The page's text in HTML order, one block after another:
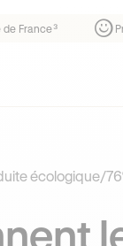
¹ 1ère
écologique/